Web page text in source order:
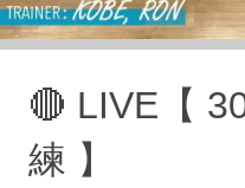
🔴 LIVE【
練 】